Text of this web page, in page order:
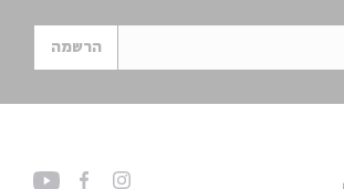
הרשמה